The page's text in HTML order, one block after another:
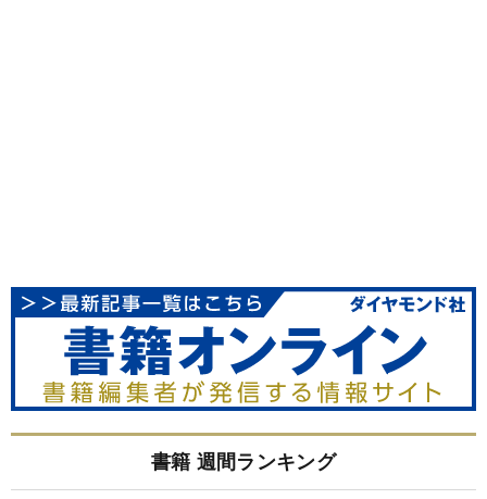
書籍 週間ランキング